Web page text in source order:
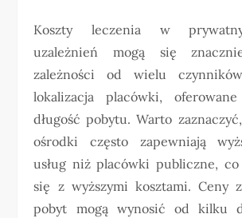
Koszty leczenia w
uzależnień mogą się
zależności od wielu
lokalizacja placówki,
długość pobytu. Warto
ośrodki często zapewniają
usług niż placówki publiczne, co
się z wyższymi kosztami. Ceny
pobyt mogą wynosić od kilku